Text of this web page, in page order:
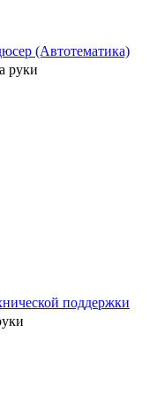
(Автотематика)
руки
поддержки